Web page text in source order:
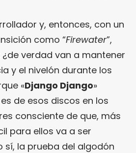
y, entonces, con un
como “Firewater”,
verdad van a mantener
y el nivelón durante los
«Django Django»
de esos discos en los
consciente de que, más
para ellos va a ser
sí, la prueba del algodón